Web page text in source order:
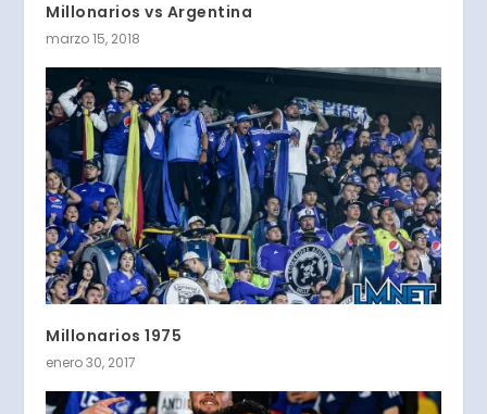
Millonarios vs Argentina
marzo 15, 2018
Millonarios 1975
enero 30, 2017